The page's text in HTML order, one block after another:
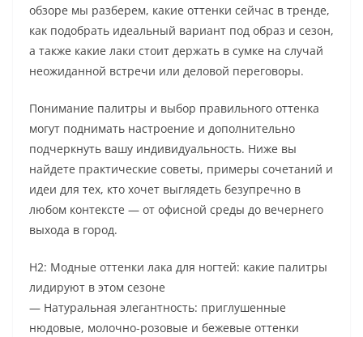
обзоре мы разберем, какие оттенки сейчас в тренде,
как подобрать идеальный вариант под образ и сезон,
а также какие лаки стоит держать в сумке на случай
неожиданной встречи или деловой переговоры.
Понимание палитры и выбор правильного оттенка
могут поднимать настроение и дополнительно
подчеркнуть вашу индивидуальность. Ниже вы
найдете практические советы, примеры сочетаний и
идеи для тех, кто хочет выглядеть безупречно в
любом контексте — от офисной среды до вечернего
выхода в город.
H2: Модные оттенки лака для ногтей: какие палитры
лидируют в этом сезоне
— Натуральная элегантность: приглушенные
нюдовые, молочно-розовые и бежевые оттенки